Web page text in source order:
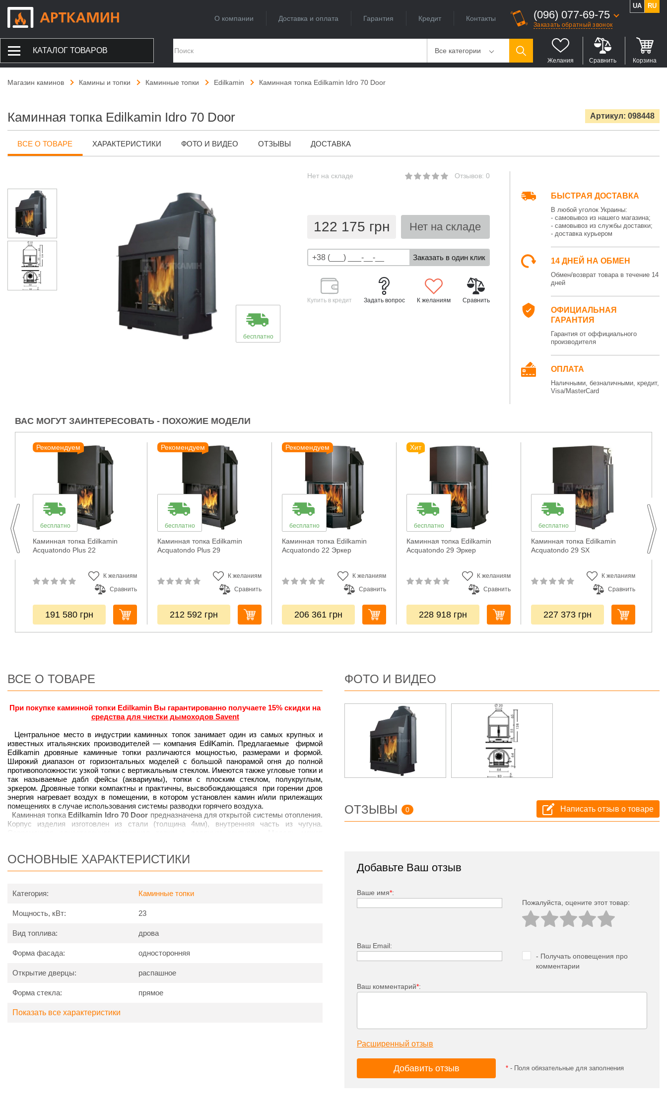
О компании Доставка и оплата Гарантия Кредит Контакты (096) 077-69-75
Заказать обратный звонок
UA RU
КАТАЛОГ ТОВАРОВ Все категории
Желания Сравнить Корзина
Магазин каминов Камины и топки Каминные топки Edilkamin Каминная топка Edilkamin Idro 70 Door
Каминная топка Edilkamin Idro 70 Door Артикул: 098448
ВСЕ О ТОВАРЕ ХАРАКТЕРИСТИКИ ФОТО И ВИДЕО ОТЗЫВЫ ДОСТАВКА
бесплатно
Нет на складе Отзывов: 0
122 175 грн Нет на складе
Купить в кредит Задать вопрос К желаниям Сравнить
БЫСТРАЯ ДОСТАВКА
В любой уголок Украины:
- самовывоз из нашего магазина;
- самовывоз из службы доставки;
- доставка курьером
14 ДНЕЙ НА ОБМЕН
Обмен/возврат товара в течение 14
дней
ОФИЦИАЛЬНАЯ
ГАРАНТИЯ
Гарантия от оффициального
производителя
ОПЛАТА
Наличными, безналичными, кредит,
Visa/MasterCard
ВАС МОГУТ ЗАИНТЕРЕСОВАТЬ - ПОХОЖИЕ МОДЕЛИ
Рекомендуем
бесплатно
Каминная топка Edilkamin
Acquatondo Plus 22
К желаниям
Сравнить
191 580 грн
Рекомендуем
бесплатно
Каминная топка Edilkamin
Acquatondo Plus 29
К желаниям
Сравнить
212 592 грн
Рекомендуем
бесплатно
Каминная топка Edilkamin
Acquatondo 22 Эркер
К желаниям
Сравнить
206 361 грн
Хит
бесплатно
Каминная топка Edilkamin
Acquatondo 29 Эркер
К желаниям
Сравнить
228 918 грн
бесплатно
Каминная топка Edilkamin
Acquatondo 29 SX
К желаниям
Сравнить
227 373 грн
ВСЕ О ТОВАРЕ
При покупке каминной топки Edilkamin Вы гарантированно получаете 15% скидки на
средства для чистки дымоходов Savent
Центральное место в индустрии каминных топок занимает один из самых крупных и
известных итальянских производителей — компания EdilKamin. Предлагаемые фирмой
Edilkamin дровяные каминные топки различаются мощностью, размерами и формой.
Широкий диапазон от горизонтальных моделей с большой панорамой огня до полной
противоположности: узкой топки с вертикальным стеклом. Имеются также угловые топки и
так называемые дабл фейсы (аквариумы), топки с плоским стеклом, полукруглым,
эркером. Дровяные топки компактны и практичны, высвобождающаяся при горении дров
энергия нагревает воздух в помещении, в котором установлен камин и/или прилежащих
помещениях в случае использования системы разводки горячего воздуха.
Каминная топка Edilkamin Idro 70 Door предназначена для открытой системы отопления.
Корпус изделия изготовлен из стали (толщина 4мм), внутренняя часть из чугуна.
«теплый пол»). Топка оснащенадвумя распашными дверями.
Циркуляция горячего воздуха за счет естественной конвекции.
Топка оснащена креплениями под гриль.
Усовершенствованная система дымоотвода.
Система полного сгорания топлива.
Топка может устанавливаться как в пристенном, так и в угловом варианте исполнения
камина.
Простота в эксплуатации.
ОСНОВНЫЕ ХАРАКТЕРИСТИКИ
Категория: Каминные топки
Мощность, кВт: 23
Вид топлива: дрова
Форма фасада: односторонняя
Открытие дверцы: распашное
Форма стекла: прямое
Показать все характеристики
ФОТО И ВИДЕО
ОТЗЫВЫ 0 Написать отзыв о товаре
Добавьте Ваш отзыв
Ваше имя*:
Пожалуйста, оцeните этот товар:
Ваш Email:
- Получать оповещения про
комментарии
Ваш комментарий*:
Расширенный отзыв
* - Поля обязательные для заполнения